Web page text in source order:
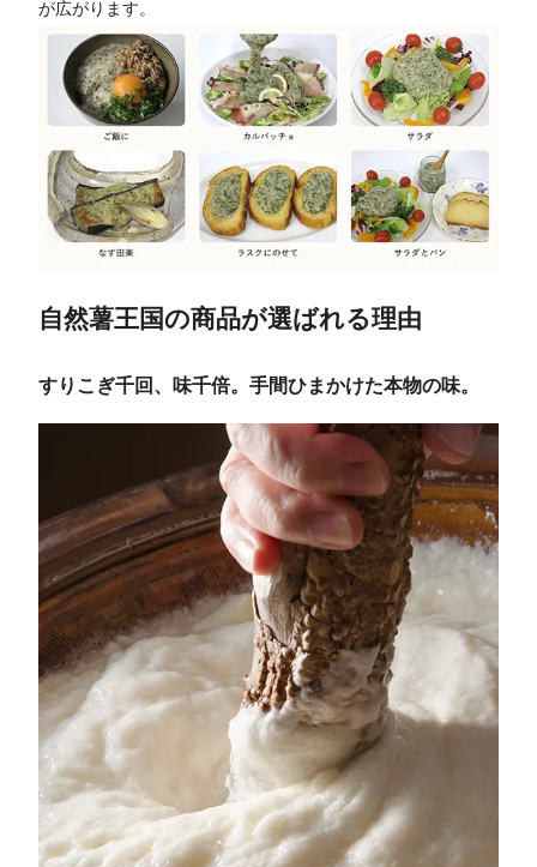
が広がります。
自然薯王国の商品が選ばれる理由
すりこぎ千回、味千倍。手間ひまかけた本物の味。